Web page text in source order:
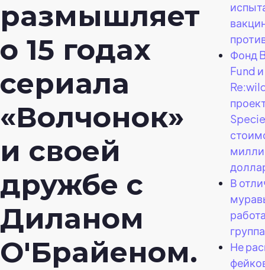
размышляет
о 15 годах
сериала
«Волчонок»
и своей
дружбе с
Диланом
О'Брайеном.
Фонд
Fund
В
Не